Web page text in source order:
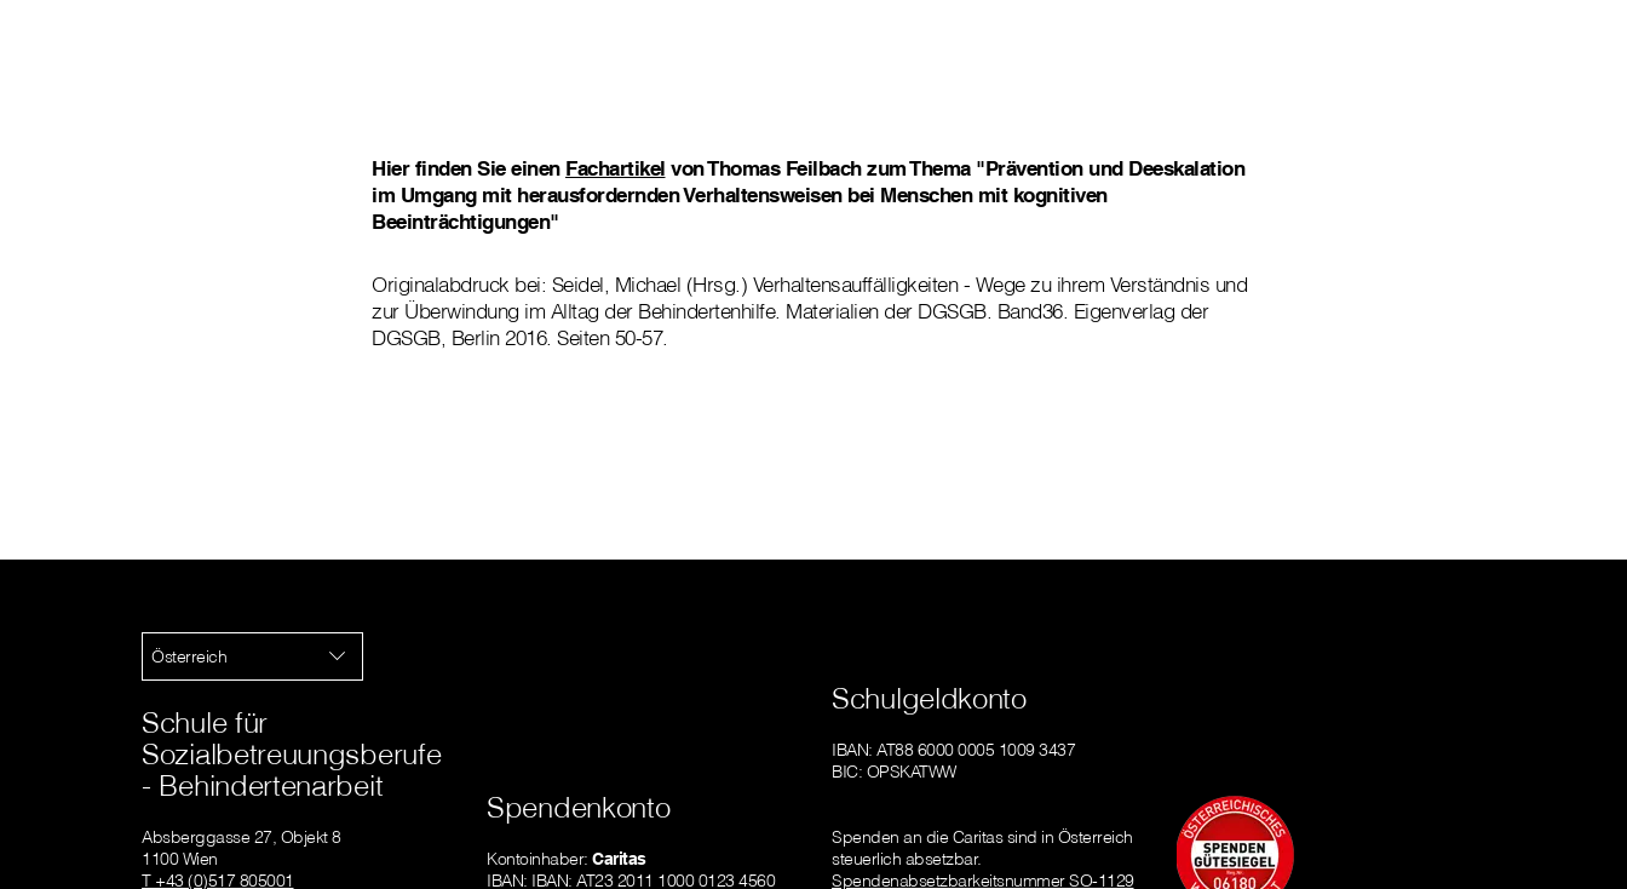
Hier finden Sie einen Fachartikel von Thomas Feilbach zum Thema "Prävention und Deeskalation
im Umgang mit herausfordernden Verhaltensweisen bei Menschen mit kognitiven
Beeinträchtigungen"
Originalabdruck bei: Seidel, Michael (Hrsg.) Verhaltensauffälligkeiten - Wege zu ihrem Verständnis und
zur Überwindung im Alltag der Behindertenhilfe. Materialien der DGSGB. Band36. Eigenverlag der
DGSGB, Berlin 2016. Seiten 50-57.
Österreich
Schule für
Sozialbetreuungsberufe
- Behindertenarbeit
Absberggasse 27, Objekt 8
1100 Wien
T +43 (0)517 805001
Spendenkonto
Kontoinhaber: Caritas
IBAN: IBAN: AT23 2011 1000 0123 4560
Schulgeldkonto
IBAN: AT88 6000 0005 1009 3437
BIC: OPSKATWW
Spenden an die Caritas sind in Österreich
steuerlich absetzbar.
Spendenabsetzbarkeitsnummer SO-1129